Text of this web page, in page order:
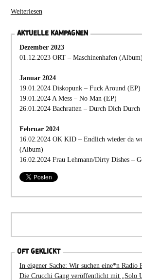
Weiterlesen
AKTUELLE KAMPAGNEN
Dezember 2023
01.12.2023 ORT – Maschinenhafen (Album)
Januar 2024
19.01.2024 Diskopunk – Fuck Around (EP)
19.01.2024 A Mess – No Man (EP)
26.01.2024 Bachratten – Durch Dich
Februar 2024
16.02.2024 OK KID – Endlich wieder da
(Album)
16.02.2024 Frau Lehmann/Dirty Dishes –
OFT GEKLICKT
In eigener Sache: Wir suchen eine*n Radio
Die Crucchi Gang veröffentlicht mit „Solo